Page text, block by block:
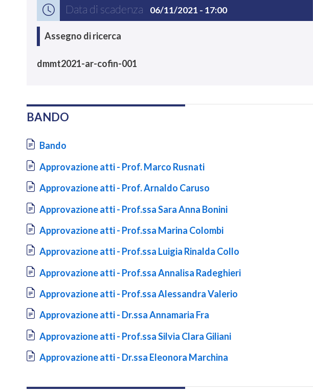
Data di scadenza 06/11/2021 - 17:00
Assegno di ricerca
dmmt2021-ar-cofin-001
BANDO
Document
Bando
Document
Approvazione atti - Prof. Marco Rusnati
Document
Approvazione atti - Prof. Arnaldo Caruso
Document
Approvazione atti - Prof.ssa Sara Anna Bonini
Document
Approvazione atti - Prof.ssa Marina Colombi
Document
Approvazione atti - Prof.ssa Luigia Rinalda Collo
Document
Approvazione atti - Prof.ssa Annalisa Radeghieri
Document
Approvazione atti - Prof.ssa Alessandra Valerio
Document
Approvazione atti - Dr.ssa Annamaria Fra
Document
Approvazione atti - Prof.ssa Silvia Clara Giliani
Document
Approvazione atti - Dr.ssa Eleonora Marchina